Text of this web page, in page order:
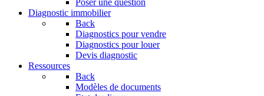
Poser une question
Diagnostic immobilier
Back
Diagnostics pour vendre
Diagnostics pour louer
Devis diagnostic
Ressources
Back
Modèles de documents